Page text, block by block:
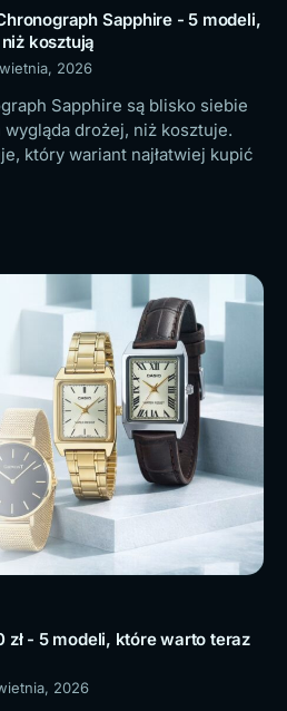
Sapphire - 5 modeli,
kosztują
2026
Sapphire są blisko siebie
drożej, niż kosztuje.
który wariant najłatwiej kupić
- 5 modeli, które warto teraz
2026